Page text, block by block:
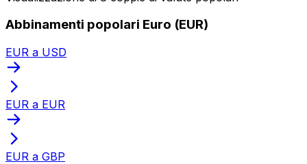
Abbinamenti popolari Euro (EUR)
EUR a USD
EUR a EUR
EUR a GBP